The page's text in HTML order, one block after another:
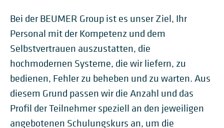
Bei der BEUMER Group ist es unser Ziel, Ihr
Personal mit der Kompetenz und dem
Selbstvertrauen auszustatten, die
hochmodernen Systeme, die wir liefern, zu
bedienen, Fehler zu beheben und zu warten. Aus
diesem Grund passen wir die Anzahl und das
Profil der Teilnehmer speziell an den jeweiligen
angebotenen Schulungskurs an, um die